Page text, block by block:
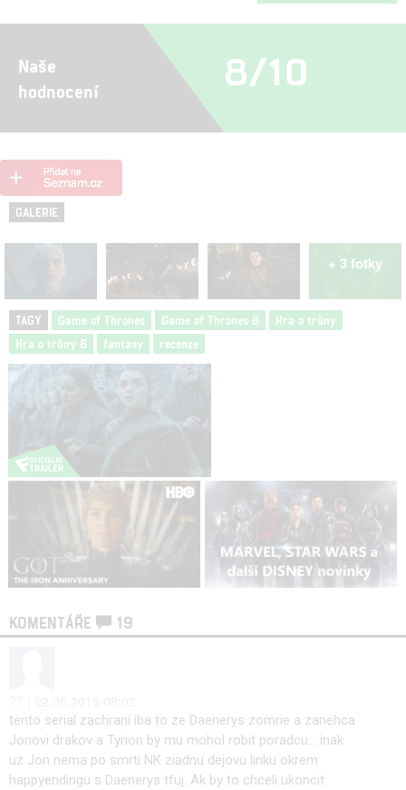
Naše
hodnocení
8/10
GALERIE
+ 3 fotky
TAGY Game of Thrones Game of Thrones 8
Hra o trůny
Hra o trůny 8
fantasy recenze
KOMENTÁŘE 19
tento serial zachrani iba to ze Daenerys zomrie a zanehca
Jonovi drakov a Tyrion by mu mohol robit poradcu... inak
uz Jon nema po smrti NK ziadnu dejovu linku okrem
happyendingu s Daenerys tfuj. Ak by to chceli ukoncit